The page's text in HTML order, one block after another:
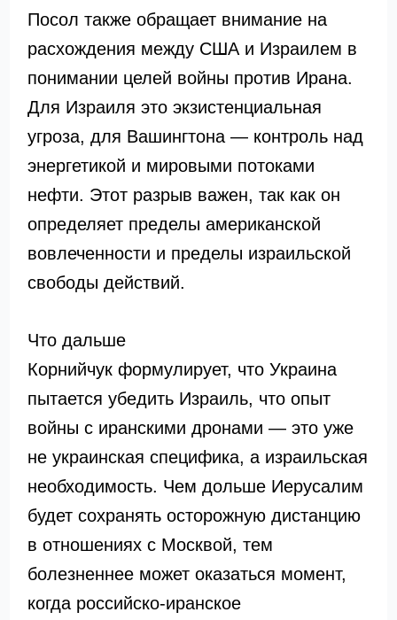
Посол также обращает внимание на
расхождения между США и Израилем в
понимании целей войны против Ирана.
Для Израиля это экзистенциальная
угроза, для Вашингтона — контроль над
энергетикой и мировыми потоками
нефти. Этот разрыв важен, так как он
определяет пределы американской
вовлеченности и пределы израильской
свободы действий.
Что дальше
Корнийчук формулирует, что Украина
пытается убедить Израиль, что опыт
войны с иранскими дронами — это уже
не украинская специфика, а израильская
необходимость. Чем дольше Иерусалим
будет сохранять осторожную дистанцию
в отношениях с Москвой, тем
болезненнее может оказаться момент,
когда российско-иранское